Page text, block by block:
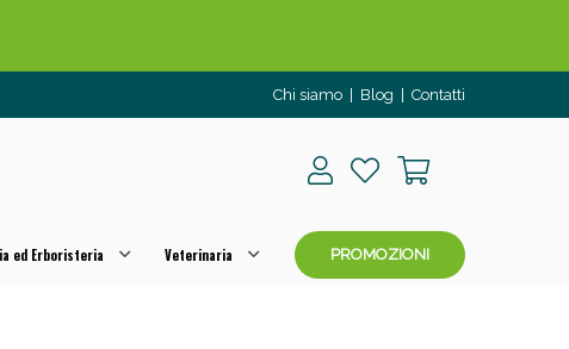
Chi siamo Blog Contatti
ed Erboristeria Veterinaria PROMOZIONI